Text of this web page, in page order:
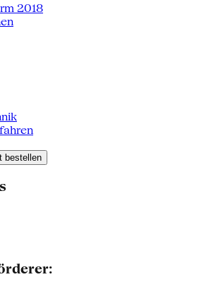
2018
bestellen